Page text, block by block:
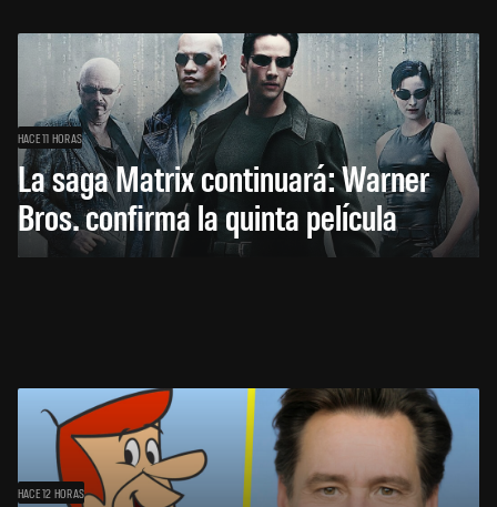
HACE 11 HORAS
La saga Matrix continuará: Warner
Bros. confirma la quinta película
HACE 12 HORAS